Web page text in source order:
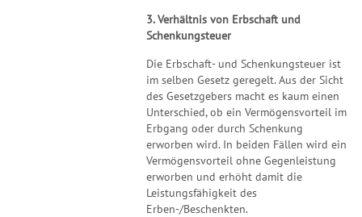
3. Verhältnis von Erbschaft und
Schenkungsteuer
Die Erbschaft- und Schenkungsteuer ist
im selben Gesetz geregelt. Aus der Sicht
des Gesetzgebers macht es kaum einen
Unterschied, ob ein Vermögensvorteil im
Erbgang oder durch Schenkung
erworben wird. In beiden Fällen wird ein
Vermögensvorteil ohne Gegenleistung
erworben und erhöht damit die
Leistungsfähigkeit des
Erben-/Beschenkten.